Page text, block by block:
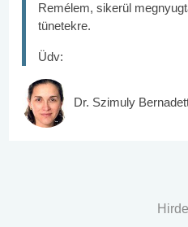
Remélem, sikerül
tünetekre.
Üdv:
Dr. Szimuly